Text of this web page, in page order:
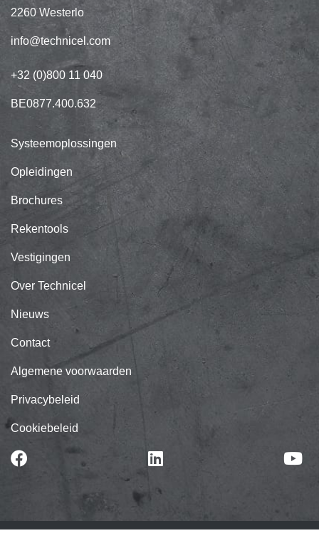
2260 Westerlo
info@technicel.com
+32 (0)800 11 040
BE0877.400.632
Systeemoplossingen
Opleidingen
Brochures
Rekentools
Vestigingen
Over Technicel
Nieuws
Contact
Algemene voorwaarden
Privacybeleid
Cookiebeleid